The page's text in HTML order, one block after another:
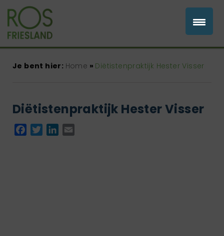
Je bent hier: Home » Diëtistenpraktijk Hester Visser
Diëtistenpraktijk Hester Visser
Facebook
TwitterLinkedIn